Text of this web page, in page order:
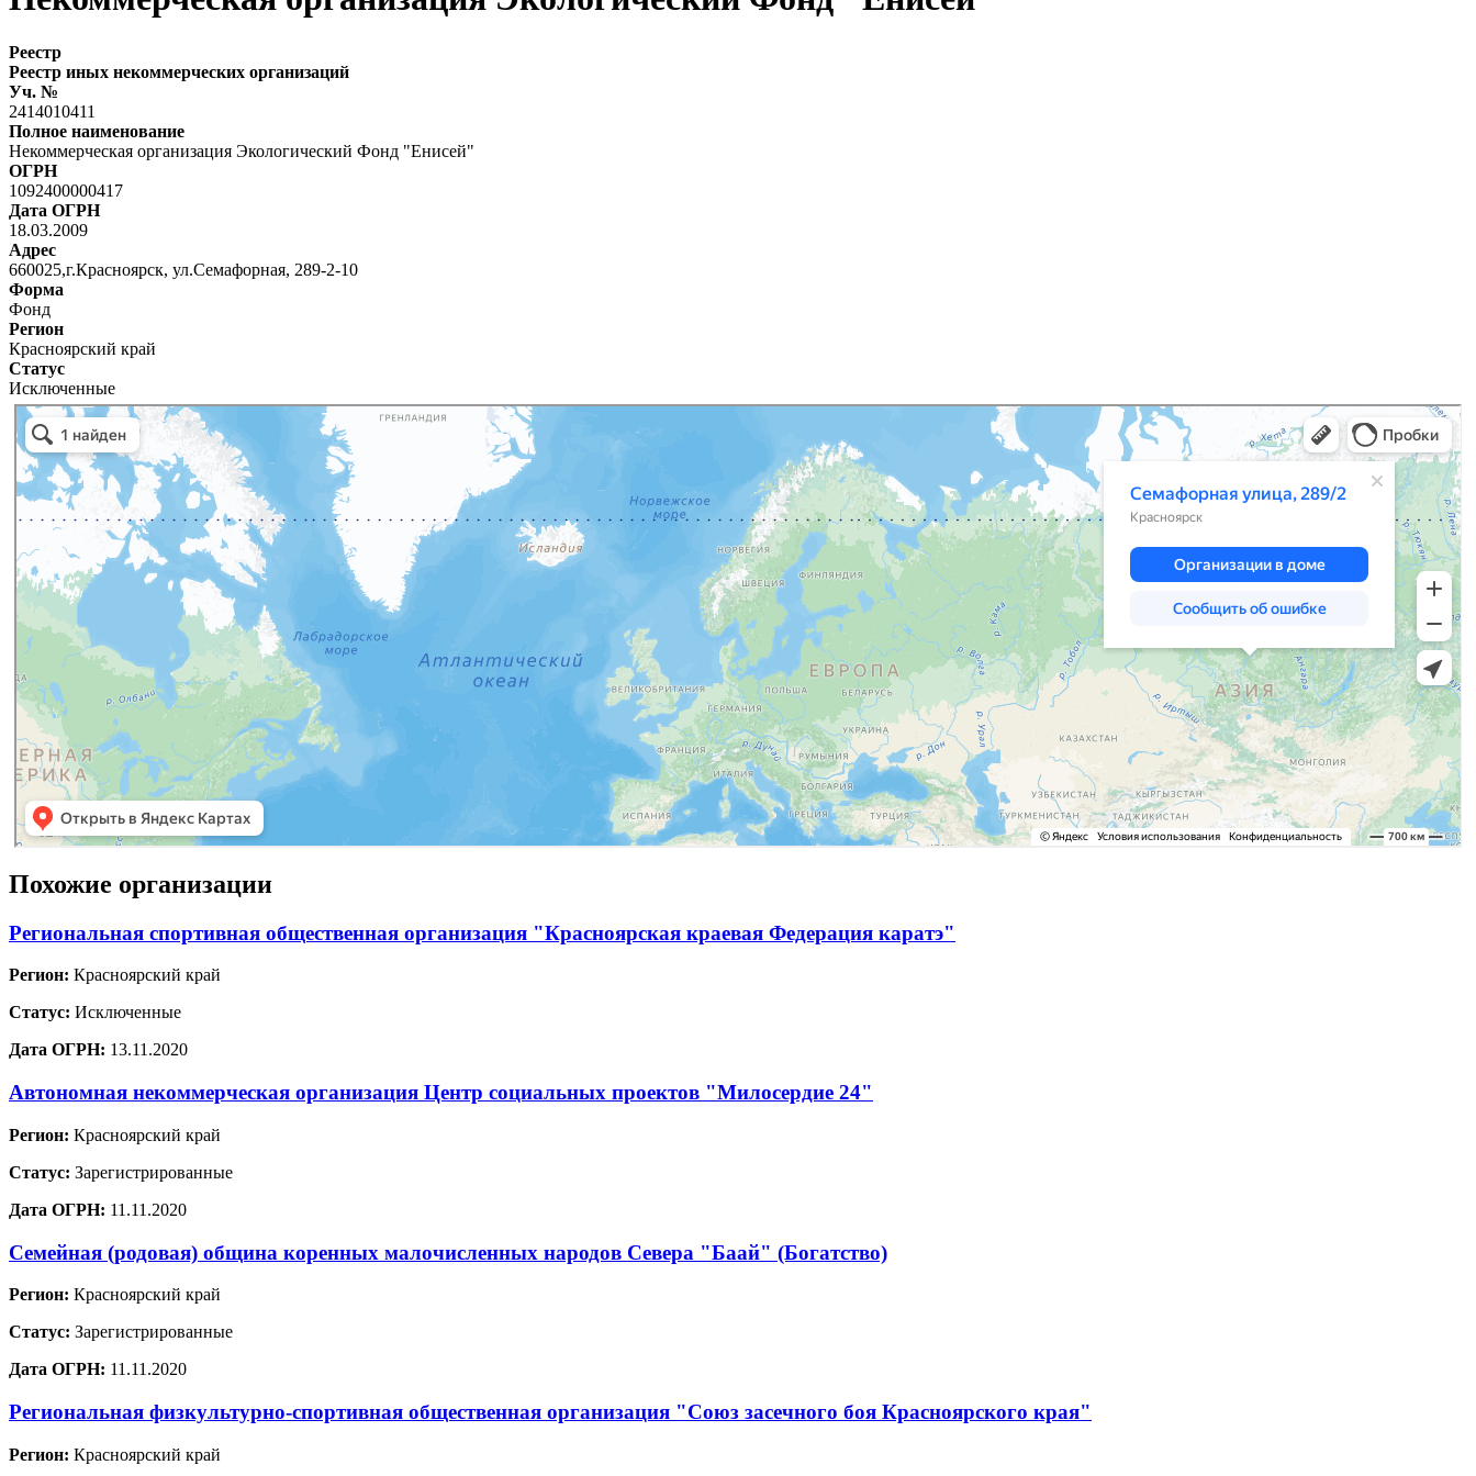
Реестр
Реестр иных некоммерческих организаций
Уч. №
2414010411
Полное наименование
Некоммерческая организация Экологический Фонд "Енисей"
ОГРН
1092400000417
Дата ОГРН
18.03.2009
Адрес
660025,г.Красноярск, ул.Семафорная, 289-2-10
Форма
Фонд
Регион
Красноярский край
Статус
Исключенные
Похожие организации
Региональная спортивная общественная организация "Красноярская краевая Федерация каратэ"
Регион: Красноярский край
Статус: Исключенные
Дата ОГРН: 13.11.2020
Автономная некоммерческая организация Центр социальных проектов "Милосердие 24"
Регион: Красноярский край
Статус: Зарегистрированные
Дата ОГРН: 11.11.2020
Семейная (родовая) община коренных малочисленных народов Севера "Баай" (Богатство)
Регион: Красноярский край
Статус: Зарегистрированные
Дата ОГРН: 11.11.2020
Региональная физкультурно-спортивная общественная организация "Союз засечного боя Красноярского края"
Регион: Красноярский край